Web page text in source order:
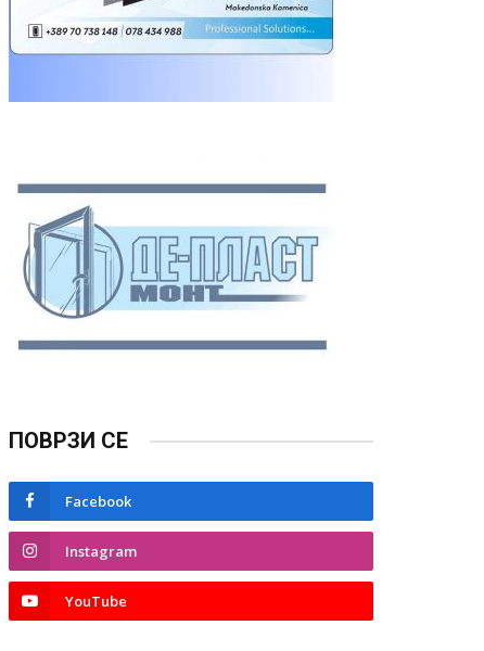
ПОВРЗИ СЕ
Facebook
Instagram
YouTube